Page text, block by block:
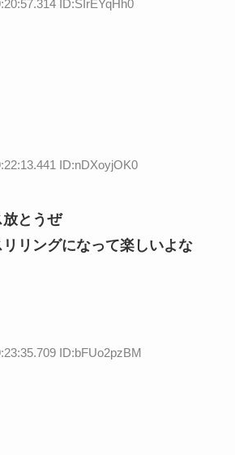
ID:SIrEYqHh0
ID:nDXoyjOK0
とうぜ
リングになって楽しいよな
ID:bFUo2pzBM